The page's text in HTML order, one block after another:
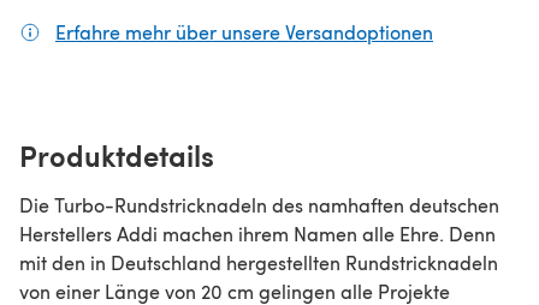
Erfahre mehr über unsere Versandoptionen
Produktdetails
Die Turbo-Rundstricknadeln des namhaften deutschen
Herstellers Addi machen ihrem Namen alle Ehre. Denn
mit den in Deutschland hergestellten Rundstricknadeln
von einer Länge von 20 cm gelingen alle Projekte